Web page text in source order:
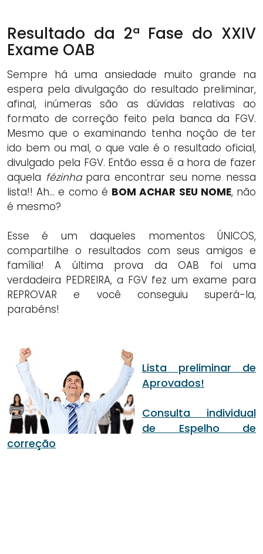
Resultado da 2ª Fase do XXIV
Exame OAB
Sempre há uma ansiedade muito grande na
espera pela divulgação do resultado preliminar,
afinal, inúmeras são as dúvidas relativas ao
formato de correção feito pela banca da FGV.
Mesmo que o examinando tenha noção de ter
ido bem ou mal, o que vale é o resultado oficial,
divulgado pela FGV. Então essa é a hora de fazer
aquela fézinhapara encontrar seu nome nessa
lista!! Ah… e como é BOM ACHAR SEU NOME, não
é mesmo?
Esse é um daqueles momentos ÚNICOS,
compartilhe o resultados com seus amigos e
família! A última prova da OAB foi uma
verdadeira PEDREIRA, a FGV fez um exame para
REPROVAR e você conseguiu superá-la,
parabéns!
Lista preliminar de
Aprovados!
Consulta individual
de Espelho de
correção